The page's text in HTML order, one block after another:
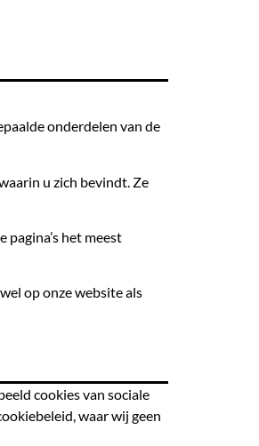
onderdelen van de
u zich bevindt. Ze
het meest
op onze website als
cookies van sociale
waar wij geen